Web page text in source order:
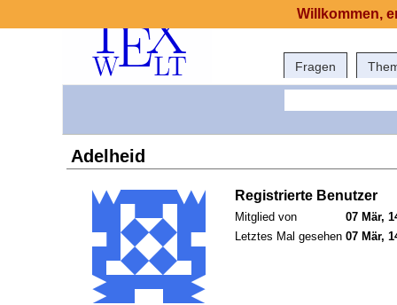
Fragen
Adelheid
Registrierte Benutzer
Mitglied von
07 Mär,
Letztes Mal gesehen 07 Mär,
Willkommen,